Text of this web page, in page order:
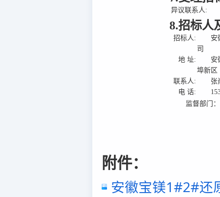
异议联系人:
8.招标人
招标人:
安
司
地 址:
安
埠新区
联系人:
张
电 话:
监督部门
附件：
安徽宝镁1#2#还